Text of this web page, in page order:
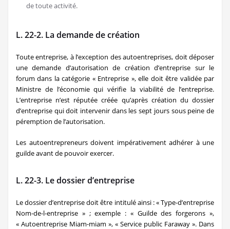
de toute activité.
L. 22-2. La demande de création
Toute entreprise, à l’exception des autoentreprises, doit déposer
une demande d’autorisation de création d’entreprise sur le
forum dans la catégorie « Entreprise », elle doit être validée par
Ministre de l’économie qui vérifie la viabilité de l’entreprise.
L’entreprise n’est réputée créée qu’après création du dossier
d’entreprise qui doit intervenir dans les sept jours sous peine de
péremption de l’autorisation.
Les autoentrepreneurs doivent impérativement adhérer à une
guilde avant de pouvoir exercer.
L. 22-3. Le dossier d’entreprise
Le dossier d’entreprise doit être intitulé ainsi : « Type-d’entreprise
Nom-de-l-entreprise » ; exemple : « Guilde des forgerons »,
« Autoentreprise Miam-miam », « Service public Faraway ». Dans